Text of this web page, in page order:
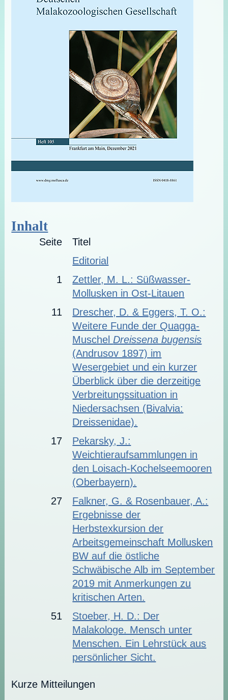
Inhalt
Seite
Titel
Editorial
1
Zettler, M. L.: Süßwasser-
Mollusken in Ost-Litauen
11
Drescher, D. & Eggers, T. O.:
Weitere Funde der Quagga-
Muschel Dreissena bugensis
(Andrusov 1897) im
Wesergebiet und ein kurzer
Überblick über die derzeitige
Verbreitungs­situation in
Niedersachsen (Bivalvia:
Dreissenidae).
17
Pekarsky, J.:
Weichtieraufsammlungen in
den Loisach-Kochelseemooren
(Oberbayern).
27
Falkner, G. & Rosenbauer, A.:
Ergebnisse der
Herbstexkursion der
Arbeitsgemeinschaft Mollusken
BW auf die östliche
Schwäbische Alb im September
2019 mit Anmerkungen zu
kritischen Arten.
51
Stoeber, H. D.: Der
Malakologe. Mensch unter
Menschen. Ein Lehrstück aus
persönlicher Sicht.
Kurze Mitteilungen